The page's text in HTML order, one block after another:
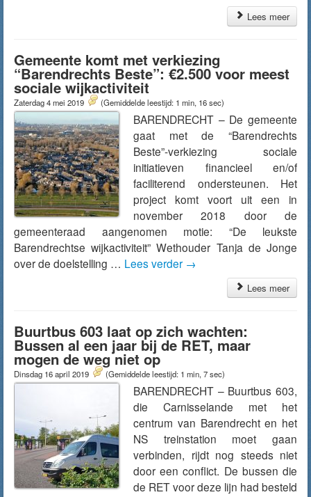
Lees meer
Gemeente komt met verkiezing
“Barendrechts Beste”: €2.500 voor meest
sociale wijkactiviteit
Zaterdag 4 mei 2019 (Gemiddelde leestijd: 1 min, 16 sec)
BARENDRECHT – De gemeente
gaat met de “Barendrechts
Beste”-verkiezing sociale
initiatieven financieel en/of
faciliterend ondersteunen. Het
project komt voort uit een in
november 2018 door de
gemeenteraad aangenomen motie: “De leukste
Barendrechtse wijkactiviteit” Wethouder Tanja de Jonge
over de doelstelling … Lees verder →
Lees meer
Buurtbus 603 laat op zich wachten:
Bussen al een jaar bij de RET, maar
mogen de weg niet op
Dinsdag 16 april 2019 (Gemiddelde leestijd: 1 min, 7 sec)
BARENDRECHT – Buurtbus 603,
die Carnisselande met het
centrum van Barendrecht en het
NS treinstation moet gaan
verbinden, rijdt nog steeds niet
door een conflict. De bussen die
de RET voor deze lijn had besteld